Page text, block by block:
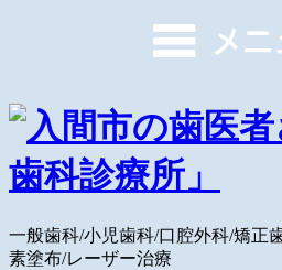
一般歯科/小児歯科/口腔外科/矯正
素塗布/レーザー治療